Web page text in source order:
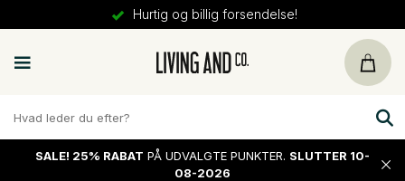
Hurtig og billig forsendelse!
SALE! 25% RABAT PÅ UDVALGTE PUNKTER. SLUTTER 10-
08-2026